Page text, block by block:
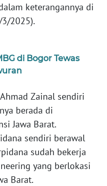
keterangannya di
2025).
di Bogor Tewas
Zainal sendiri
berada di
Jawa Barat.
sendiri berawal
sudah bekerja
yang berlokasi
Barat.